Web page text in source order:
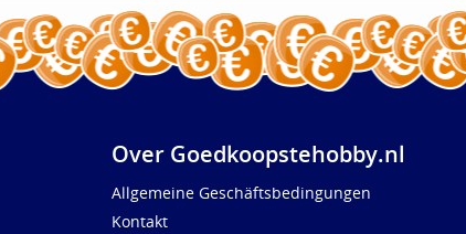
Over Goedkoopstehobby.nl
Allgemeine Geschäftsbedingungen
Kontakt